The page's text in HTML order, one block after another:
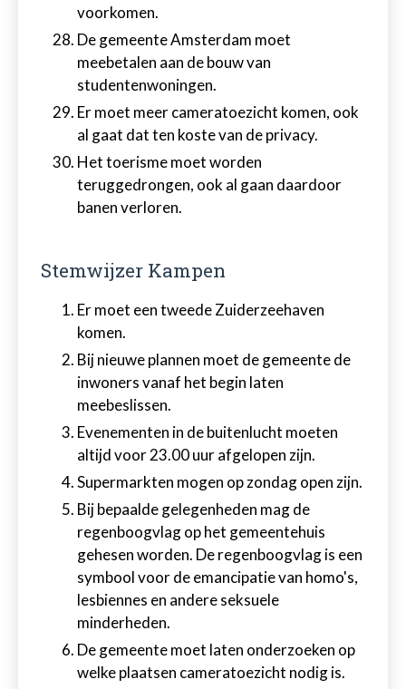
voorkomen.
De gemeente Amsterdam moet
meebetalen aan de bouw van
studentenwoningen.
Er moet meer cameratoezicht komen, ook
al gaat dat ten koste van de privacy.
Het toerisme moet worden
teruggedrongen, ook al gaan daardoor
banen verloren.
Stemwijzer Kampen
Er moet een tweede Zuiderzeehaven
komen.
Bij nieuwe plannen moet de gemeente de
inwoners vanaf het begin laten
meebeslissen.
Evenementen in de buitenlucht moeten
altijd voor 23.00 uur afgelopen zijn.
Supermarkten mogen op zondag open zijn.
Bij bepaalde gelegenheden mag de
regenboogvlag op het gemeentehuis
gehesen worden. De regenboogvlag is een
symbool voor de emancipatie van homo's,
lesbiennes en andere seksuele
minderheden.
De gemeente moet laten onderzoeken op
welke plaatsen cameratoezicht nodig is.